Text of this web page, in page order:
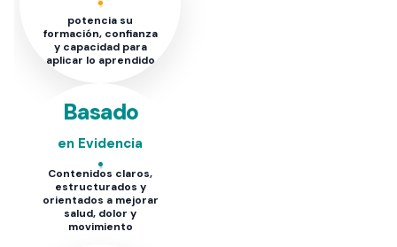
potencia su
formación, confianza
y capacidad para
aplicar lo aprendido
Basado
en Evidencia
Contenidos claros,
estructurados y
orientados a mejorar
salud, dolor y
movimiento